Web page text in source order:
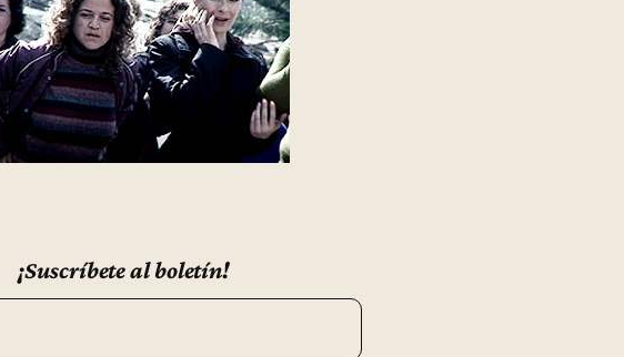
¡Suscríbete al boletín!